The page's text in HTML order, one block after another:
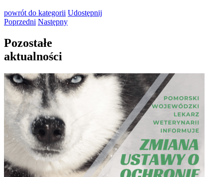
powrót do kategorii Udostępnij
Poprzedni Następny
Pozostałe
aktualności